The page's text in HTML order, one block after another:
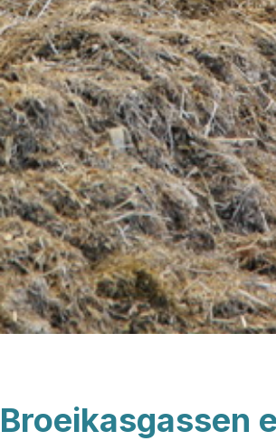
Broeikasgassen